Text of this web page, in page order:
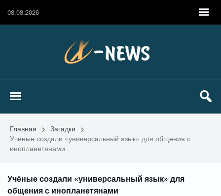
08.08.2026
Главная > Загадки >
Учёные создали «универсальный язык» для общения с
инопланетянами
Учёные создали «универсальный язык» для
общения с инопланетянами